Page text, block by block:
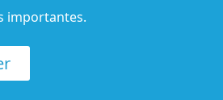
importantes.